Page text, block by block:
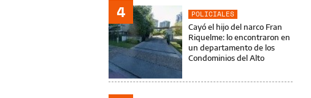
4
POLICIALES
Cayó el hijo del narco Fran
Riquelme: lo encontraron en
un departamento de los
Condominios del Alto